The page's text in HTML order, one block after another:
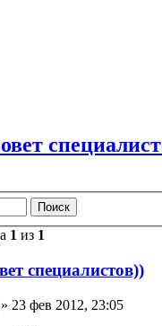
1 из 1
специалистов))
» 23 фев 2012, 23:05